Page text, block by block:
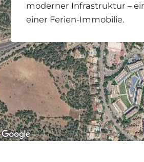
moderner Infrastruktur –
einer Ferien-Immobilie.